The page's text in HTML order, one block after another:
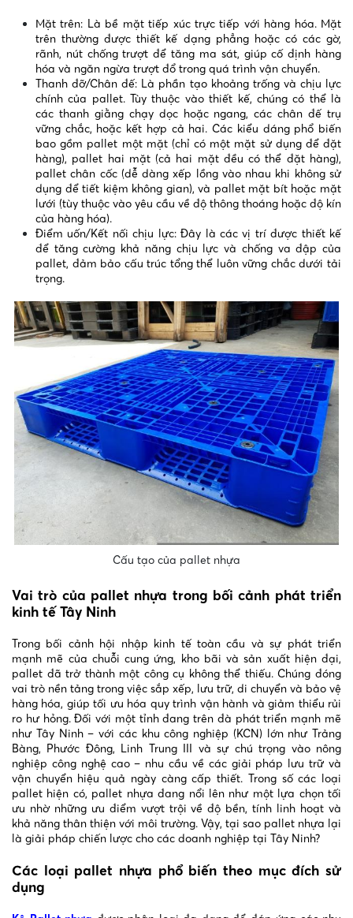
Mặt trên: Là bề mặt tiếp xúc trực tiếp với hàng hóa. Mặt
trên thường được thiết kế dạng phẳng hoặc có các gờ,
rãnh, nút chống trượt để tăng ma sát, giúp cố định hàng
hóa và ngăn ngừa trượt đổ trong quá trình vận chuyển.
Thanh đỡ/Chân đế: Là phần tạo khoảng trống và chịu lực
chính của pallet. Tùy thuộc vào thiết kế, chúng có thể là
các thanh giằng chạy dọc hoặc ngang, các chân đế trụ
vững chắc, hoặc kết hợp cả hai. Các kiểu dáng phổ biến
bao gồm pallet một mặt (chỉ có một mặt sử dụng để đặt
hàng), pallet hai mặt (cả hai mặt đều có thể đặt hàng),
pallet chân cốc (dễ dàng xếp lồng vào nhau khi không sử
dụng để tiết kiệm không gian), và pallet mặt bít hoặc mặt
lưới (tùy thuộc vào yêu cầu về độ thông thoáng hoặc độ kín
của hàng hóa).
Điểm uốn/Kết nối chịu lực: Đây là các vị trí được thiết kế
để tăng cường khả năng chịu lực và chống va đập của
pallet, đảm bảo cấu trúc tổng thể luôn vững chắc dưới tải
trọng.
Cấu tạo của pallet nhựa
Vai trò của pallet nhựa trong bối cảnh phát triển
kinh tế Tây Ninh
Trong bối cảnh hội nhập kinh tế toàn cầu và sự phát triển
mạnh mẽ của chuỗi cung ứng, kho bãi và sản xuất hiện đại,
pallet đã trở thành một công cụ không thể thiếu. Chúng đóng
vai trò nền tảng trong việc sắp xếp, lưu trữ, di chuyển và bảo vệ
hàng hóa, giúp tối ưu hóa quy trình vận hành và giảm thiểu rủi
ro hư hỏng. Đối với một tỉnh đang trên đà phát triển mạnh mẽ
như Tây Ninh – với các khu công nghiệp (KCN) lớn như Trảng
Bàng, Phước Đông, Linh Trung III và sự chú trọng vào nông
nghiệp công nghệ cao – nhu cầu về các giải pháp lưu trữ và
vận chuyển hiệu quả ngày càng cấp thiết. Trong số các loại
pallet hiện có, pallet nhựa đang nổi lên như một lựa chọn tối
ưu nhờ những ưu điểm vượt trội về độ bền, tính linh hoạt và
khả năng thân thiện với môi trường. Vậy, tại sao pallet nhựa lại
là giải pháp chiến lược cho các doanh nghiệp tại Tây Ninh?
Các loại pallet nhựa phổ biến theo mục đích sử
dụng